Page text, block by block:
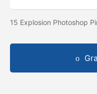
15 Explosion Photoshop